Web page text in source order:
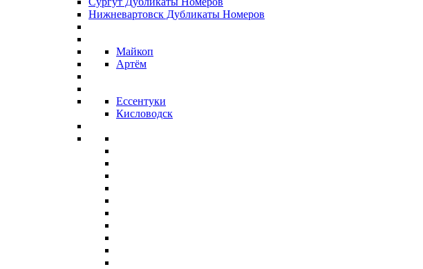
Нижневартовск Дубликаты Номеров
Майкоп
Артём
Ессентуки
Кисловодск